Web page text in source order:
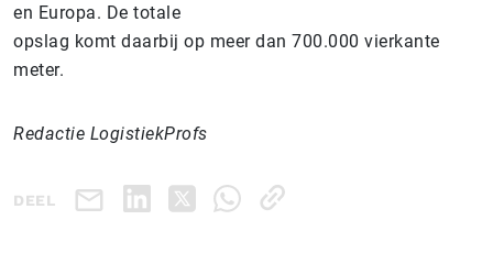
en Europa. De totale
opslag komt daarbij op meer dan 700.000 vierkante
meter.
Redactie LogistiekProfs
DEEL